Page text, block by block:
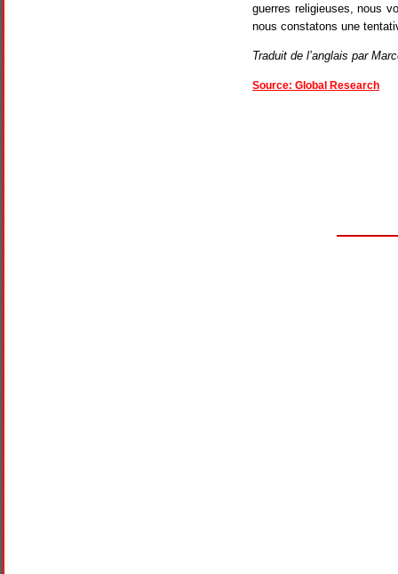
guerres religieuses, nous
nous constatons une
Traduit de l’anglais par
Source: Global Research